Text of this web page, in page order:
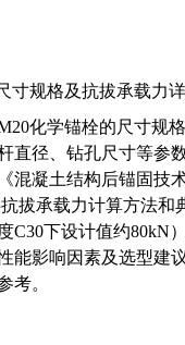
寸规格及抗拔承载力
化学锚栓的尺寸规
直径、钻孔尺寸等参
混凝土结构后锚固技术
抗拔承载力计算方法和
C30下设计值约80kN
能影响因素及选型建
考。